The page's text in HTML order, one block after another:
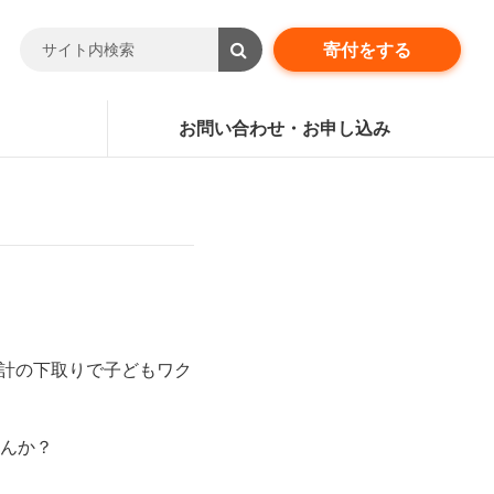
寄付をする
お問い合わせ・お申し込み
の下取りで子どもワク
か？